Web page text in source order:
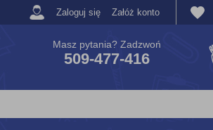
Zaloguj się Załóż konto
Masz pytania? Zadzwoń
509-477-416